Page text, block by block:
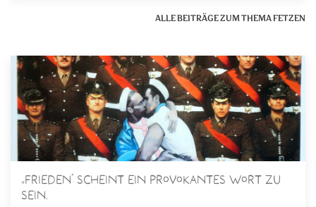
ALLE BEITRÄGE ZUM THEMA FETZEN
„Frieden“ scheint ein provokantes Wort zu
sein.